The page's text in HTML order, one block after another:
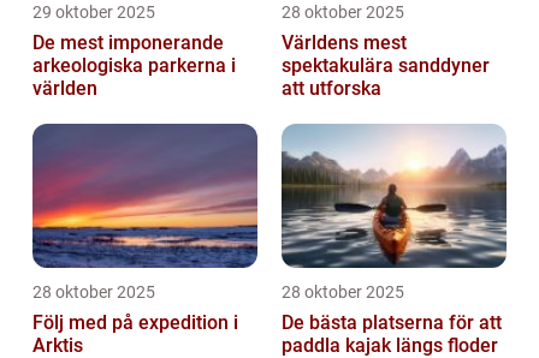
29 oktober 2025
De mest imponerande
arkeologiska parkerna i
världen
28 oktober 2025
Världens mest
spektakulära sanddyner
att utforska
28 oktober 2025
Följ med på expedition i
Arktis
28 oktober 2025
De bästa platserna för att
paddla kajak längs floder